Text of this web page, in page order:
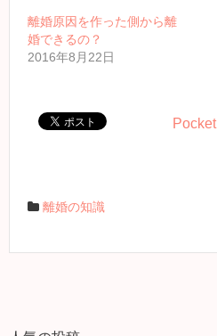
離婚原因を作った側から離
婚できるの？
2016年8月22日
Pocket
離婚の知識